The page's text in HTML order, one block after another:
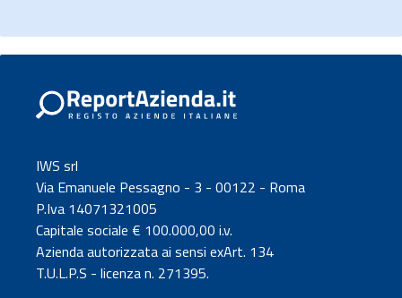
IWS srl
Via Emanuele Pessagno - 3 - 00122 - Roma
P.Iva 14071321005
Capitale sociale € 100.000,00 i.v.
Azienda autorizzata ai sensi exArt. 134
T.U.L.P.S - licenza n. 271395.